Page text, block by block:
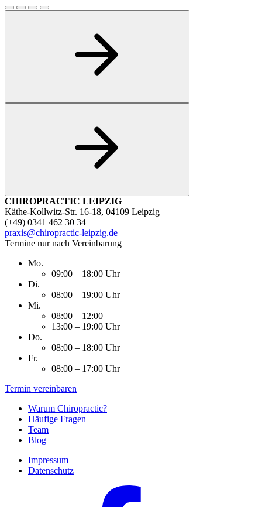
CHIROPRACTIC LEIPZIG
Käthe-Kollwitz-Str. 16-18, 04109 Leipzig
(+49) 0341 462 30 34
praxis@chiropractic-leipzig.de
Termine nur nach Vereinbarung
Mo.
09:00 – 18:00 Uhr
Di.
08:00 – 19:00 Uhr
Mi.
08:00 – 12:00
13:00 – 19:00 Uhr
Do.
08:00 – 18:00 Uhr
Fr.
08:00 – 17:00 Uhr
Termin vereinbaren
Warum Chiropractic?
Häufige Fragen
Team
Blog
Impressum
Datenschutz